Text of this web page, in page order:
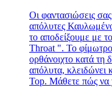
Οι φαντασιώσεις
απόλυτες
το αποδείξουμε με
Throat ". Το
ορθάνοιχτο κατά τη
απόλυτα, κλειδώνει
Top. Μάθετε πώς να